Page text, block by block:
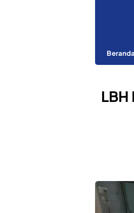
Beranda
LBH